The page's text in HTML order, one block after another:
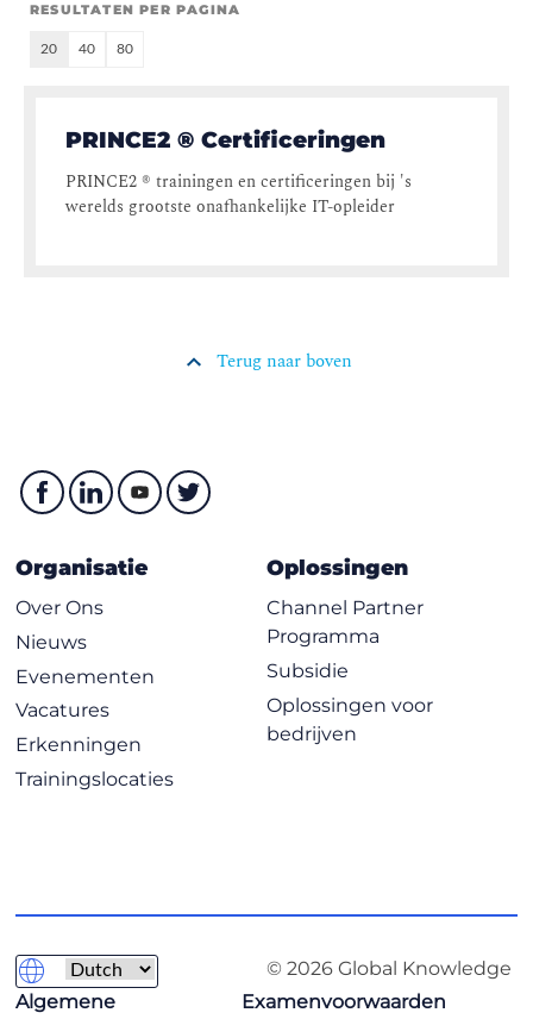
RESULTATEN PER PAGINA
20 40 80
PRINCE2 ® Certificeringen
PRINCE2 ® trainingen en certificeringen bij 's
werelds grootste onafhankelijke IT-opleider
Terug naar boven
Organisatie
Over Ons
Nieuws
Evenementen
Vacatures
Erkenningen
Trainingslocaties
Oplossingen
Channel Partner
Programma
Subsidie
Oplossingen voor
bedrijven
© 2026 Global Knowledge
Algemene
Examenvoorwaarden